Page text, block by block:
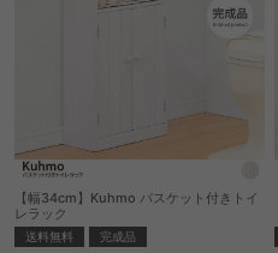
【幅34cm】Kuhmo バスケット付きトイ
レラック
送料無料 完成品